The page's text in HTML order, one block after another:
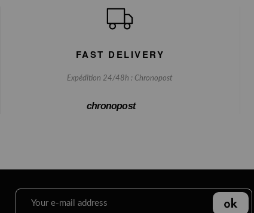
FAST DELIVERY
Expédition 24/48h : Chronopost
chronopost